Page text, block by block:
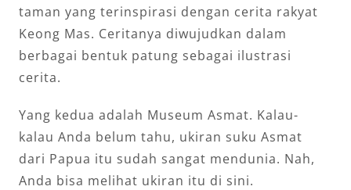
taman yang terinspirasi dengan cerita rakyat
Keong Mas. Ceritanya diwujudkan dalam
berbagai bentuk patung sebagai ilustrasi
cerita.
Yang kedua adalah Museum Asmat. Kalau-
kalau Anda belum tahu, ukiran suku Asmat
dari Papua itu sudah sangat mendunia. Nah,
Anda bisa melihat ukiran itu di sini.